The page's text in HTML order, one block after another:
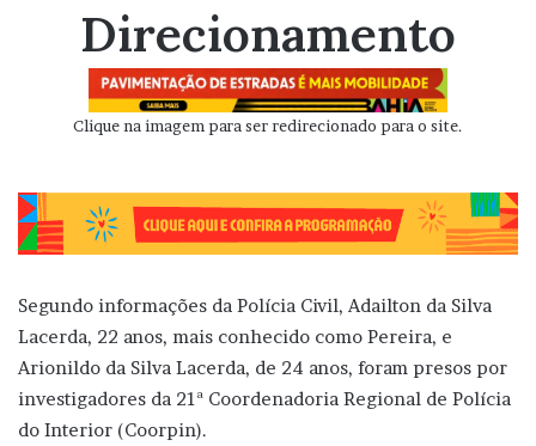
Direcionamento
Clique na imagem para ser redirecionado para o site.
Segundo informações da Polícia Civil, Adailton da Silva
Lacerda, 22 anos, mais conhecido como Pereira, e
Arionildo da Silva Lacerda, de 24 anos, foram presos por
investigadores da 21ª Coordenadoria Regional de Polícia
do Interior (Coorpin).